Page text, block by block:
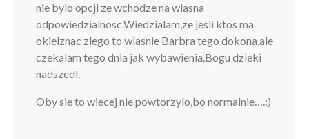
nie bylo opcji ze wchodze na wlasna
odpowiedzialnosc.Wiedzialam,ze jesli ktos ma
okielznac zlego to wlasnie Barbra tego dokona,ale
czekalam tego dnia jak wybawienia.Bogu dzieki
nadszedl.
Oby sie to wiecej nie powtorzylo,bo normalnie….:)